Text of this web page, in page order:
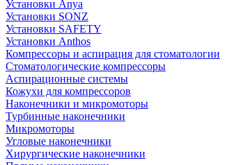
Установки Anya
Установки SONZ
Установки SAFETY
Установки Anthos
Компрессоры и аспирация для стоматологии
Стоматологические компрессоры
Аспирационные системы
Кожухи для компрессоров
Наконечники и микромоторы
Турбинные наконечники
Микромоторы
Угловые наконечники
Хирургические наконечники